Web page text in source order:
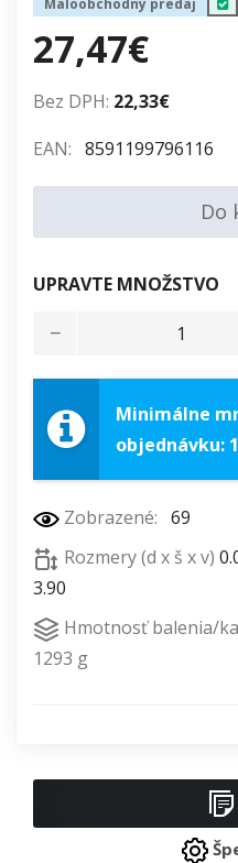
Maloobchodný predaj
27,47€
Bez DPH: 22,33€
EAN: 8591199796116
Do
UPRAVTE MNOŽSTVO
Minimálne
objednávku:
Zobrazené: 69
Rozmery (d x š x v)
3.90
Hmotnosť balenia/
1293 g